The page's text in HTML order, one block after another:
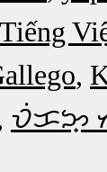
Tiếng
ᜏᜒᜃᜅ᜔